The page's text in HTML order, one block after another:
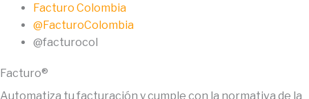
Facturo Colombia
@FacturoColombia
@facturocol
Facturo®
Automatiza tu facturación y cumple con la normativa de la